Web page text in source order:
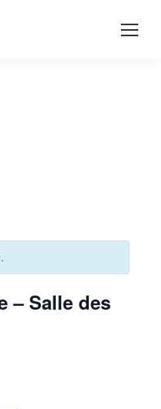
– Salle des